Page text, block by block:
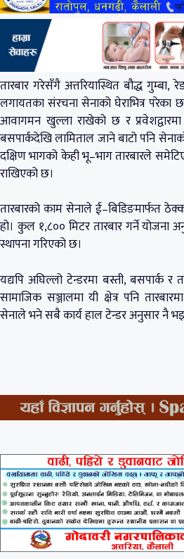
तारबार गरेसँगै अत्तरियास्थित बौद्ध गुम्बा,
लगायतका संरचना सेनाको घेराभित्र परेका
आवागमन खुल्ला राखेको छ र प्रवेशद्वारमा
बसपार्कदेखि लामिताल जाने बाटो पनि
दक्षिण भागको केही भू–भाग तारबारले
राखिएको छ।
तारबारको काम सेनाले ई–बिडिङमार्फत
हो। कुल १,८०० मिटर तारबार गर्ने योजना
स्थापना गरिएको छ।
यद्यपि अघिल्लो टेन्डरमा बस्ती, बसपार्क र
सामाजिक सञ्जालमा यी क्षेत्र पनि
सेनाले भने सबै कार्य हाल टेन्डर अनुसार नै